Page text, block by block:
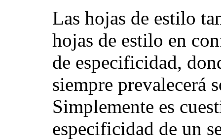
Las hojas de estilo
hojas de estilo en
de especificidad,
siempre prevalecerá
Simplemente es
especificidad de un